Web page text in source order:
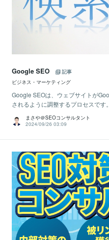
Google SEO
記事
ビジネス・マーケティング
Google SEOは、ウェブサイトが
されるように調整するプロセスです
まさや＠SEOコンサルタント
2024/09/26 03:09